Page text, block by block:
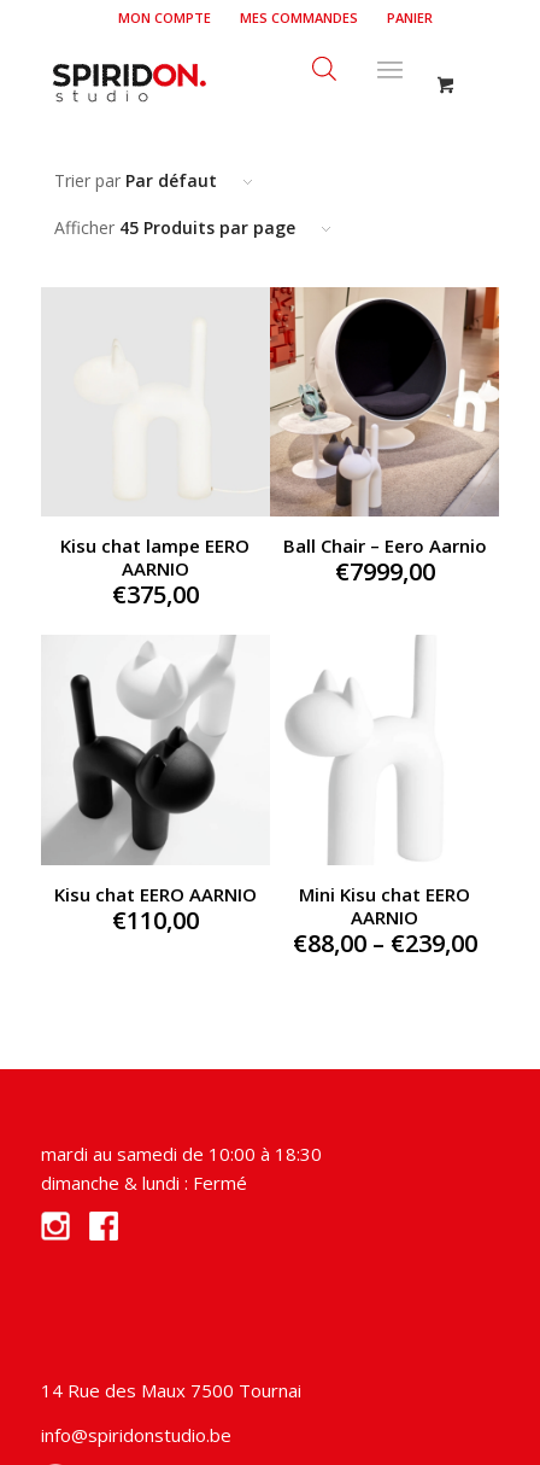
MON COMPTE MES COMMANDES PANIER
Trier par Par défaut
Afficher 45 Produits par page
Kisu chat lampe EERO
AARNIO
€375,00
Ball Chair – Eero Aarnio
€7999,00
Kisu chat EERO AARNIO
€110,00
Mini Kisu chat EERO
AARNIO
€88,00 – €239,00Price
mardi au samedi de 10:00 à 18:30
dimanche & lundi : Fermé
14 Rue des Maux 7500 Tournai
info@spiridonstudio.be